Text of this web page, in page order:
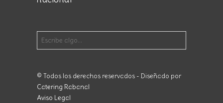
© Todos los derechos reservados - Diseñado por
Catering Rabanal
Aviso Legal